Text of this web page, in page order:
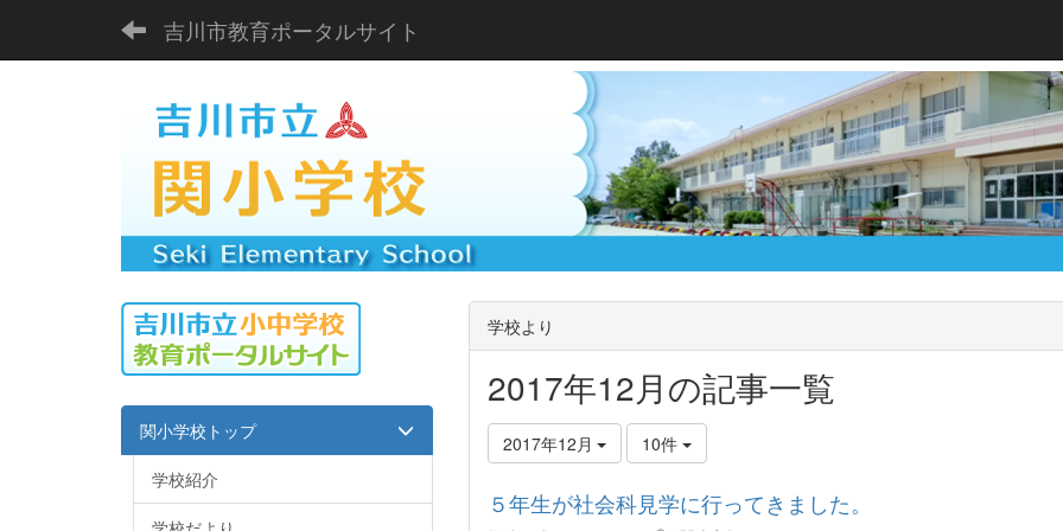
吉川市教育ポータルサイト
学校より
2017年12月の記事一覧
2017年12月 10件
５年生が社会科見学に行ってきました。
関小学校トップ
学校紹介